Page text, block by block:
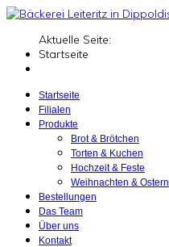
Aktuelle Seite:
Startseite
Startseite
Filialen
Produkte
Brot & Brötchen
Torten & Kuchen
Hochzeit & Feste
Weihnachten & Ostern
Bestellungen
Das Team
Über uns
Kontakt